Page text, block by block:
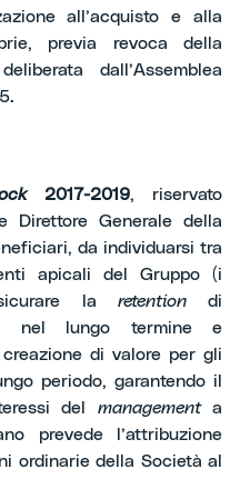
all’acquisto e alla
previa revoca della
dall’Assemblea
2017-2019, riservato
Direttore Generale della
da individuarsi tra
apicali del Gruppo (i
la retentiondi
nel lungo termine e
di valore per gli
periodo, garantendo il
del managementa
prevede l’attribuzione
ordinarie della Società al